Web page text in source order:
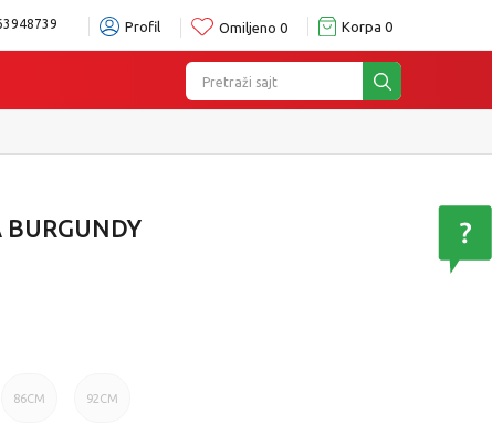
Profil Omiljeno 0 Korpa 0
Pretraži sajt
86CM 92CM